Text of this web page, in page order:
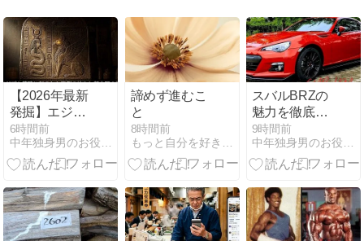
【2026年最新
発掘】エジプ
ト墓碑に刻ま
れた異例の
神々と超文明
6時間前
中年独身男のお役立ち情報局
諦めず進むこ
と
8時間前
もっと自分を好きになれる場所: (全国)
スバルBRZの
魅力を徹底解
説！スバル魂
を受け継ぐス
ポーツカーの
9時間前
中年独身男のお役立ち情報局